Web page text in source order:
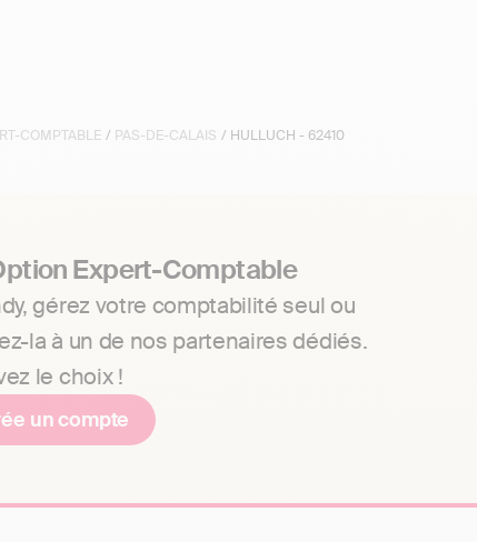
COMPTABLE / PAS-DE-CALAIS / HULLUCH - 62410
Expert-Comptable
gérez votre comptabilité seul ou
la à un de nos partenaires dédiés.
le choix !
un compte